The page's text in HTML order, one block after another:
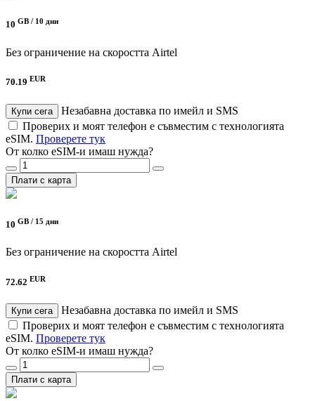
10 GB / 10 дни
Без ограничение на скоростта Airtel
70.19 EUR
Купи сега
Незабавна доставка по имейл и SMS
Проверих и моят телефон е съвместим с технологията
eSIM. Проверете тук
От колко eSIM-и имаш нужда?
Плати с карта
10 GB / 15 дни
Без ограничение на скоростта Airtel
72.62 EUR
Купи сега
Незабавна доставка по имейл и SMS
Проверих и моят телефон е съвместим с технологията
eSIM. Проверете тук
От колко eSIM-и имаш нужда?
Плати с карта